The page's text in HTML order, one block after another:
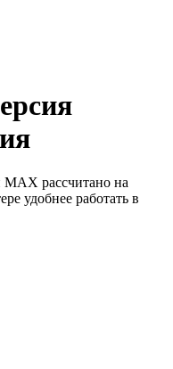
рассчитано на
удобнее работать в